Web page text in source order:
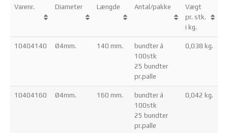
Varenr. Diameter Længde Antal/pakke
Vægt
pr. stk.
i kg.
10404140 Ø4mm. 140 mm.
bundter á
100stk
25 bundter
pr.palle
0,038 kg.
10404160 Ø4mm. 160 mm.
bundter á
100stk
25 bundter
pr.palle
0,042 kg.